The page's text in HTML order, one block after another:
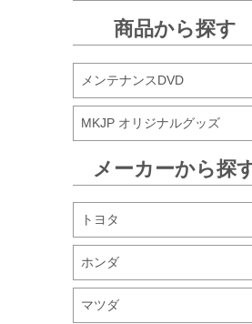
商品から探す
メンテナンスDVD
MKJP オリジナルグッズ
メーカーから探
トヨタ
ホンダ
マツダ